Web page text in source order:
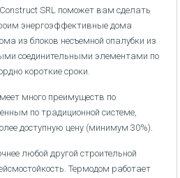
SRL поможет вам сделать
энергоэффективные дома
из блоков несъемной опалубки из
соединительными элементами по
короткие сроки.
много преимуществ по
по традиционной системе,
доступную цену (минимум 30%).
любой другой строительной
Термодом работает